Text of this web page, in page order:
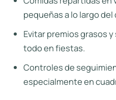
pequeñas a lo largo del
Evitar premios grasos
todo en fiestas.
Controles de
especialmente en